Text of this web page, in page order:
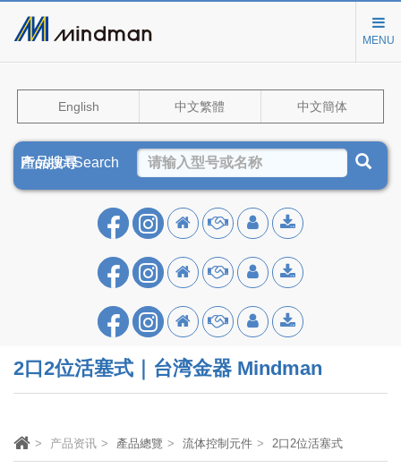
MENU
English 中文繁體 中文簡体
Product Search
產品搜尋
产品搜寻
2口2位活塞式｜台湾金器 Mindman
产品资讯 產品總覽 流体控制元件 2口2位活塞式